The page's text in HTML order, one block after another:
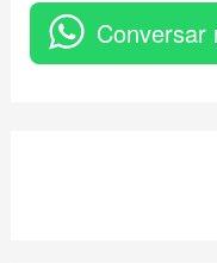
Conversar